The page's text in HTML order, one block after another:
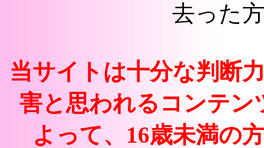
去った
当サイトは十分な判断
害と思われるコンテ
よって、16歳未満の